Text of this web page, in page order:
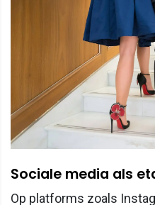
Sociale media als
Op platforms zoals